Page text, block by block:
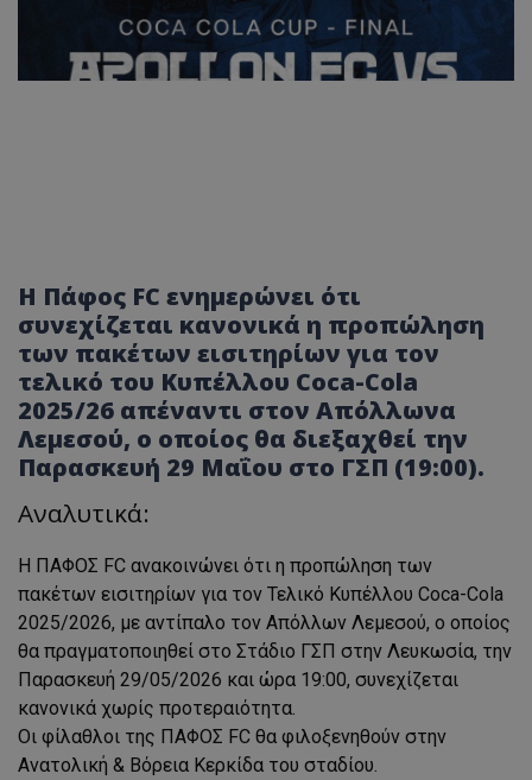
Η Πάφος FC ενημερώνει ότι
συνεχίζεται κανονικά η προπώληση
των πακέτων εισιτηρίων για τον
τελικό του Κυπέλλου Coca-Cola
2025/26 απέναντι στον Απόλλωνα
Λεμεσού, ο οποίος θα διεξαχθεί την
Παρασκευή 29 Μαΐου στο ΓΣΠ (19:00).
Aναλυτικά:
H ΠΑΦΟΣ FC ανακοινώνει ότι η προπώληση των
πακέτων εισιτηρίων για τον Τελικό Κυπέλλου Coca-Cola
2025/2026, με αντίπαλο τον Απόλλων Λεμεσού, ο οποίος
θα πραγματοποιηθεί στο Στάδιο ΓΣΠ στην Λευκωσία, την
Παρασκευή 29/05/2026 και ώρα 19:00, συνεχίζεται
κανονικά χωρίς προτεραιότητα.
Οι φίλαθλοι της ΠΑΦΟΣ FC θα φιλοξενηθούν στην
Ανατολική & Βόρεια Κερκίδα του σταδίου.